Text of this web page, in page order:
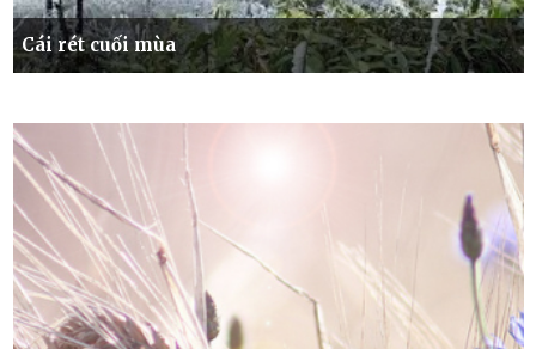
Cái rét cuối mùa